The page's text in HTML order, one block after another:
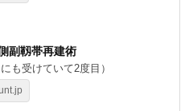
副靱帯再建術
にも受けていて2度目）